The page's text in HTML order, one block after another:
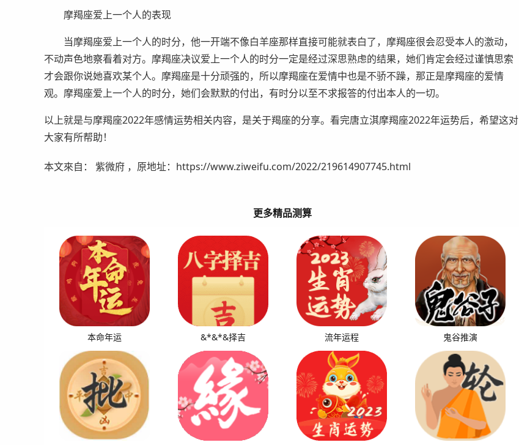
摩羯座爱上一个人的表现
当摩羯座爱上一个人的时分，他一开端不像白羊座那样直接可能就表白了，摩羯座很会忍受本人的激动，
不动声色地察看着对方。摩羯座决议爱上一个人的时分一定是经过深思熟虑的结果，她们肯定会经过谨慎思索
才会跟你说她喜欢某个人。摩羯座是十分顽强的，所以摩羯座在爱情中也是不骄不躁，那正是摩羯座的爱情
观。摩羯座爱上一个人的时分，她们会默默的付出，有时分以至不求报答的付出本人的一切。
以上就是与摩羯座2022年感情运势相关内容，是关于羯座的分享。看完唐立淇摩羯座2022年运势后，希望这对
大家有所帮助！
本文來自： 紫微府 ，原地址：https://www.ziweifu.com/2022/219614907745.html
更多精品测算
本命年运 &*&*&择吉 流年运程 鬼谷推演